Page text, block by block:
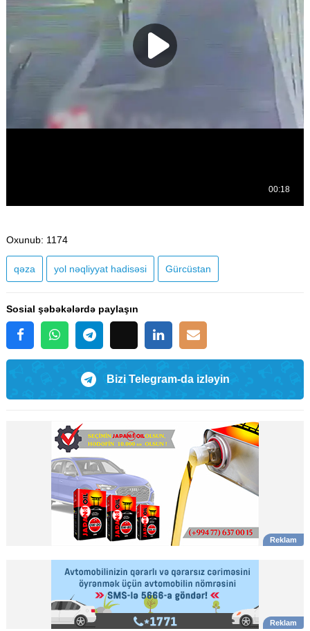
Oxunub: 1174
qəza yol nəqliyyat hadisəsi Gürcüstan
Sosial şəbəkələrdə paylaşın
Bizi Telegram-da izləyin